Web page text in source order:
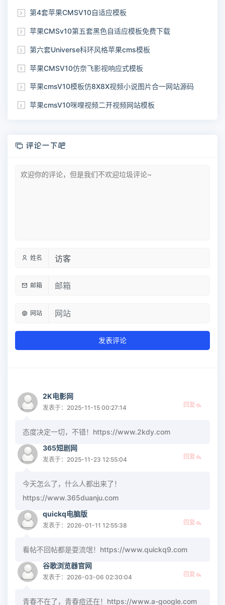
第4套苹果CMSV10自适应模板
苹果CMSv10第五套黑色自适应模板免费下载
第六套Universe科环风格苹果cms模板
苹果CMSV10仿奈飞影视响应式模板
苹果cmsV10模板仿8X8X视频小说图片合一网站源码
苹果cmsV10咪哩视频二开视频网站模板
评论一下吧
姓名
邮箱
网站
发表评论
2K电影网
发表于：2025-11-15 00:27:14 回复
态度决定一切，不错！https://www.2kdy.com
365短剧网
发表于：2025-11-23 12:55:04 回复
今天怎么了，什么人都出来了！
https://www.365duanju.com
quickq电脑版
发表于：2026-01-11 12:55:38 回复
看帖不回帖都是耍流氓！https://www.quickq9.com
谷歌浏览器官网
发表于：2026-03-06 02:30:04 回复
青春不在了，青春痘还在！https://www.a-google.com